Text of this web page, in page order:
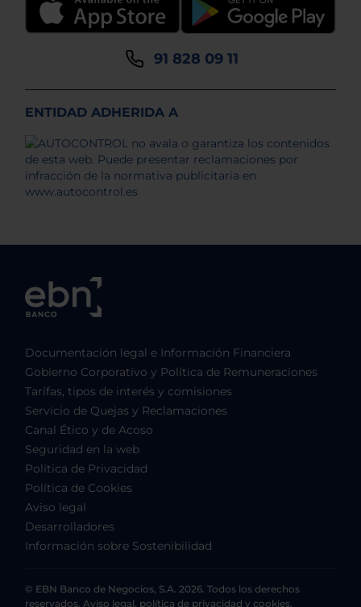
91 828 09 11
ENTIDAD ADHERIDA A
Documentación legal e Información Financiera
Gobierno Corporativo y Política de Remuneraciones
Tarifas, tipos de interés y comisiones
Servicio de Quejas y Reclamaciones
Canal Ético y de Acoso
Seguridad en la web
Política de Privacidad
Política de Cookies
Aviso legal
Desarrolladores
Información sobre Sostenibilidad
© EBN Banco de Negocios, S.A. 2026. Todos los derechos
reservados. Aviso legal, política de privacidad y cookies.